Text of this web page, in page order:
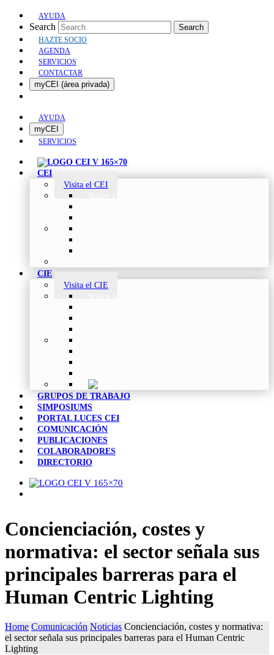
AYUDA
Search Search
HAZTE SOCIO
AGENDA
SERVICIOS
CONTACTAR
myCEI (área privada)
AYUDA
myCEI
SERVICIOS
CEI
Visita el CEI
CIE
Visita el CIE
GRUPOS DE TRABAJO
SIMPOSIUMS
PORTAL LUCES CEI
COMUNICACIÓN
PUBLICACIONES
COLABORADORES
DIRECTORIO
Concienciación, costes y
normativa: el sector señala sus
principales barreras para el
Human Centric Lighting
Home Comunicación Noticias Concienciación, costes y normativa:
el sector señala sus principales barreras para el Human Centric
Lighting